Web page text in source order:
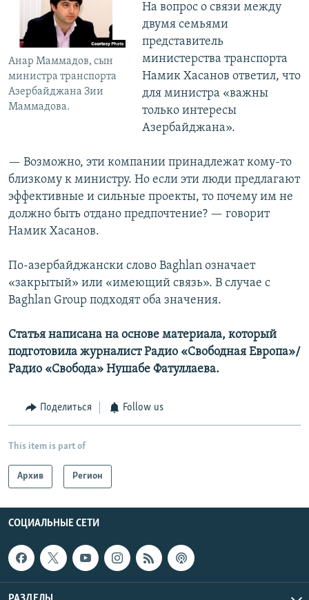
Анар Маммадов, сын
министра транспорта
Азербайджана Зии
Маммадова.
На вопрос о связи между
двумя семьями
представитель
министерства транспорта
Намик Хасанов ответил, что
для министра «важны
только интересы
Азербайджана».
— Возможно, эти компании принадлежат кому-то
близкому к министру. Но если эти люди предлагают
эффективные и сильные проекты, то почему им не
должно быть отдано предпочтение? — говорит
Намик Хасанов.
По-азербайджански слово Baghlan означает
«закрытый» или «имеющий связь». В случае с
Baghlan Group подходят оба значения.
Статья написана на основе материала, который
подготовила журналист Радио «Свободная Европа»/
Радио «Свобода» Нушабе Фатуллаева.
Поделиться Follow us
This item is part of
Архив Регион
СОЦИАЛЬНЫЕ СЕТИ